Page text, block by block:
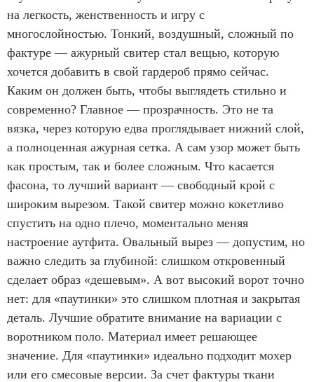
на легкость, женственность и игру с
многослойностью. Тонкий, воздушный, сложный по
фактуре — ажурный свитер стал вещью, которую
хочется добавить в свой гардероб прямо сейчас.
Каким он должен быть, чтобы выглядеть стильно и
современно? Главное — прозрачность. Это не та
вязка, через которую едва проглядывает нижний слой,
а полноценная ажурная сетка. А сам узор может быть
как простым, так и более сложным. Что касается
фасона, то лучший вариант — свободный крой с
широким вырезом. Такой свитер можно кокетливо
спустить на одно плечо, моментально меняя
настроение аутфита. Овальный вырез — допустим, но
важно следить за глубиной: слишком откровенный
сделает образ «дешевым». А вот высокий ворот точно
нет: для «паутинки» это слишком плотная и закрытая
деталь. Лучшие обратите внимание на вариации с
воротником поло. Материал имеет решающее
значение. Для «паутинки» идеально подходит мохер
или его смесовые версии. За счет фактуры ткани